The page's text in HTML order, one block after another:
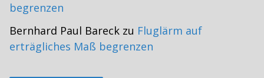
begrenzen
Bernhard Paul Bareck zu Fluglärm auf
erträgliches Maß begrenzen